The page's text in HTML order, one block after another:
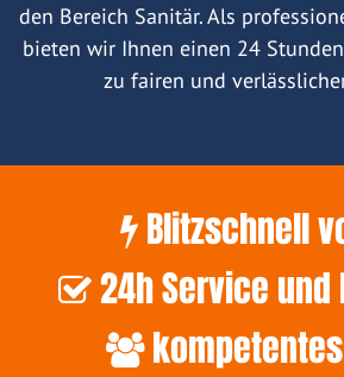
den Bereich Sanitär. Als
bieten wir Ihnen einen 24
zu fairen und
Blitzschnell
24h Service und